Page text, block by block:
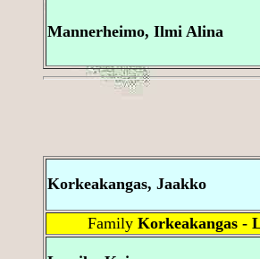
Mannerheimo, Ilmi Alina
Korkeakangas, Jaakko
Family Korkeakangas -